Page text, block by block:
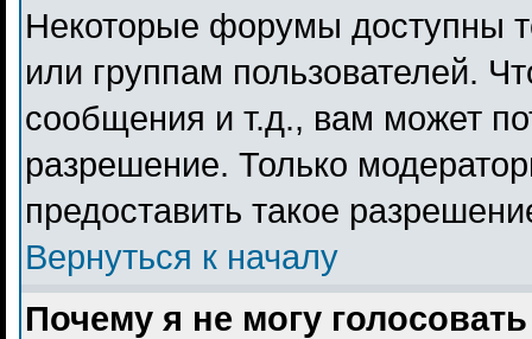
Некоторые форумы доступны
или группам пользователей.
сообщения и т.д., вам может
разрешение. Только
предоставить такое
Вернуться к началу
Почему я не могу